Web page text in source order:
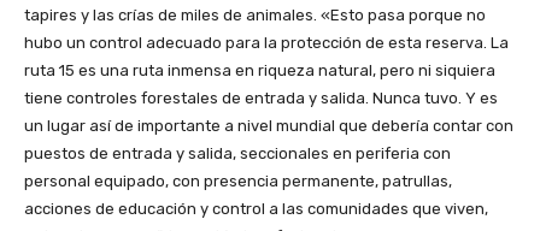
tapires y las crías de miles de animales. «Esto pasa porque no
hubo un control adecuado para la protección de esta reserva. La
ruta 15 es una ruta inmensa en riqueza natural, pero ni siquiera
tiene controles forestales de entrada y salida. Nunca tuvo. Y es
un lugar así de importante a nivel mundial que debería contar con
puestos de entrada y salida, seccionales en periferia con
personal equipado, con presencia permanente, patrullas,
acciones de educación y control a las comunidades que viven,